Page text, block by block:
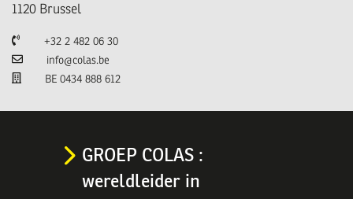
1120 Brussel
Telefoon+32 2 482 06 30
E-mailinfo@colas.be
BE 0434 888 612
GROEP COLAS :
wereldleider in